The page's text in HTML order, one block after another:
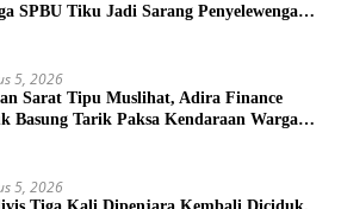
SPBU Tiku Jadi Sarang Penyelewengan
5, 2026
Sarat Tipu Muslihat, Adira Finance
Basung Tarik Paksa Kendaraan Warga
5, 2026